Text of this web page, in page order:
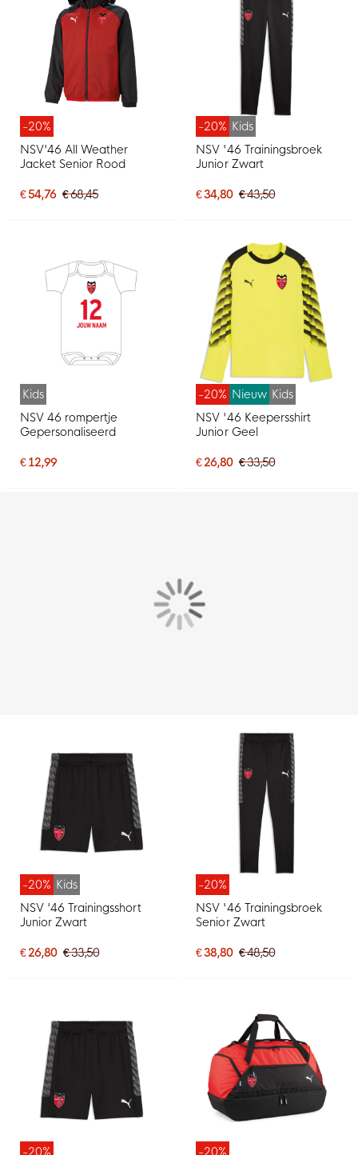
-20%
NSV'46 All Weather
Jacket Senior Rood
€ 54,76 € 68,45
-20% Kids
NSV '46 Trainingsbroek
Junior Zwart
€ 34,80 € 43,50
Kids
NSV 46 rompertje
Gepersonaliseerd
€ 12,99
-20% Nieuw Kids
NSV '46 Keepersshirt
Junior Geel
€ 26,80 € 33,50
-20% Kids
NSV '46 Trainingsshort
Junior Zwart
€ 26,80 € 33,50
-20%
NSV '46 Trainingsbroek
Senior Zwart
€ 38,80 € 48,50
-20% -20%